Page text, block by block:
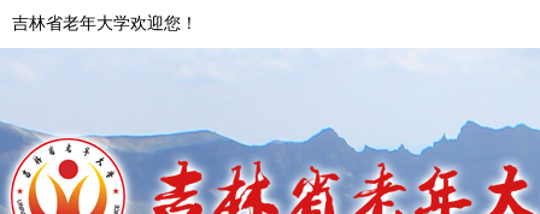
吉林省老年大学欢迎您！